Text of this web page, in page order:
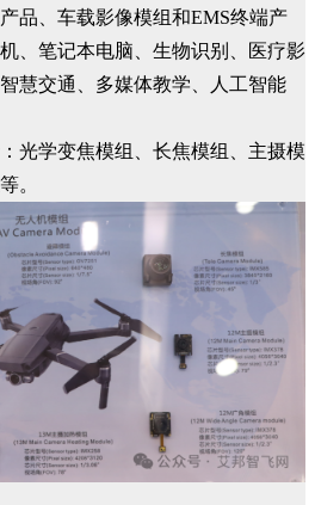
品、车载影像模组和EMS终端产
、笔记本电脑、生物识别、医疗影
慧交通、多媒体教学、人工智能
光学变焦模组、长焦模组、主摄模
。